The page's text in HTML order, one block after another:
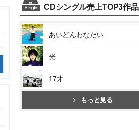
CDシングル売上TOP3作品
あいどんわなだい
光
17才
もっと見る